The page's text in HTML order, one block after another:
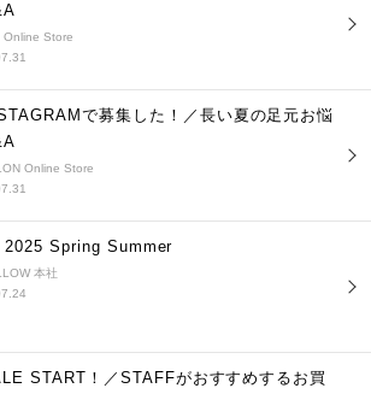
Online Store
で募集した！／長い夏の足元お悩
Online Store
2025 Spring Summer
本社
START！／STAFFがおすすめするお買